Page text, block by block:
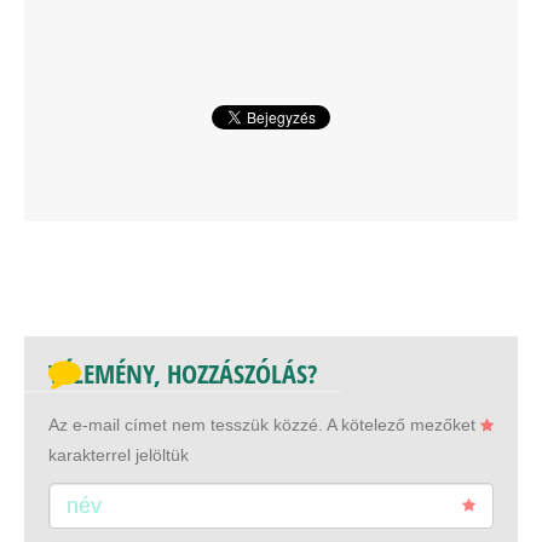
VÉLEMÉNY, HOZZÁSZÓLÁS?
Az e-mail címet nem tesszük közzé. A kötelező mezőket
karakterrel jelöltük
név